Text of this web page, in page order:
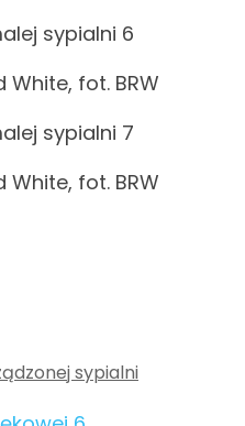
White, fot. BRW
White, fot. BRW
sypialni